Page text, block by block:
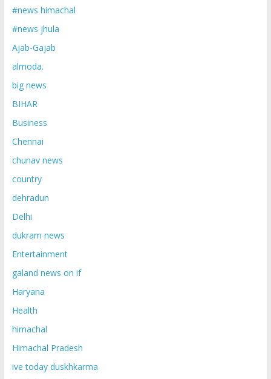
#news himachal
#news jhula
Ajab-Gajab
almoda.
big news
BIHAR
Business
Chennai
chunav news
country
dehradun
Delhi
dukram news
Entertainment
galand news on if
Haryana
Health
himachal
Himachal Pradesh
ive today duskhkarma